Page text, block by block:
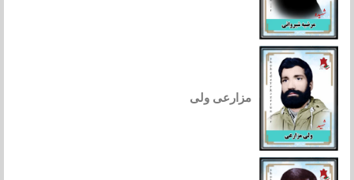
مزارعی ولی